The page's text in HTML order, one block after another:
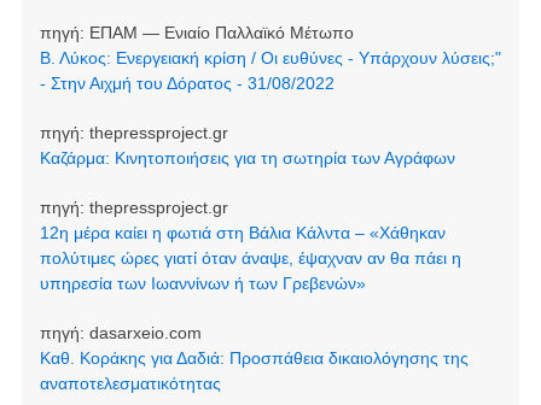
πηγή: ΕΠΑΜ — Ενιαίο Παλλαϊκό Μέτωπο
Β. Λύκος: Ενεργειακή κρίση / Οι ευθύνες - Υπάρχουν λύσεις;"
- Στην Αιχμή του Δόρατος - 31/08/2022
πηγή: thepressproject.gr
Καζάρμα: Κινητοποιήσεις για τη σωτηρία των Αγράφων
πηγή: thepressproject.gr
12η μέρα καίει η φωτιά στη Βάλια Κάλντα – «Χάθηκαν
πολύτιμες ώρες γιατί όταν άναψε, έψαχναν αν θα πάει η
υπηρεσία των Ιωαννίνων ή των Γρεβενών»
πηγή: dasarxeio.com
Καθ. Κοράκης για Δαδιά: Προσπάθεια δικαιολόγησης της
αναποτελεσματικότητας